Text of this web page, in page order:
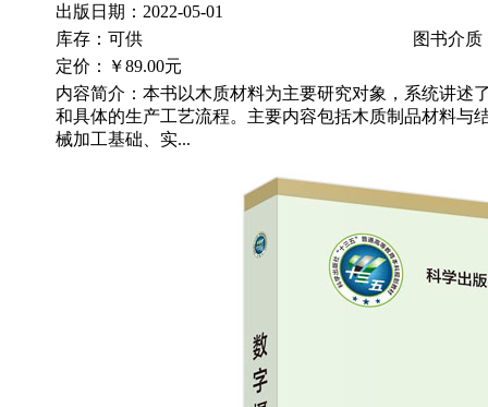
出版日期：2022-05-01
库存：可供
图书介质
定价：
￥89.00元
内容简介：本书以木质材料为主要研究对象，系统讲述
和具体的生产工艺流程。主要内容包括木质制品材料与
械加工基础、实...